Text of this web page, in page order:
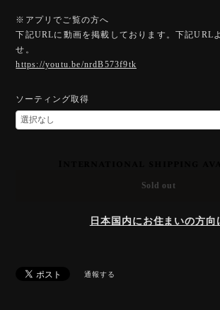
※アプリでご覧の方へ
下記URLに動画を掲載しております。下記URL
せ。
https://youtu.be/nrdB573f9tk
ソーティング取得
Sold out
日本国内にお住まいの方向
通報する